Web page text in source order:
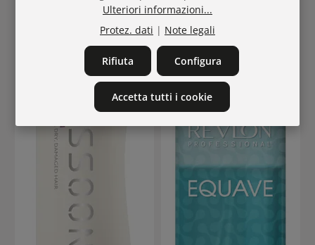
Ulteriori informazioni...
Protez. dati | Note legali
Rifiuta Configura
Accetta tutti i cookie